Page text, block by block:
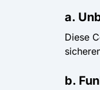
a.
Diese
b.